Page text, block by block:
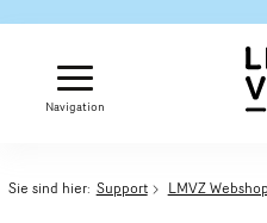
Navigation
Sie sind hier: Support LMVZ Webshop